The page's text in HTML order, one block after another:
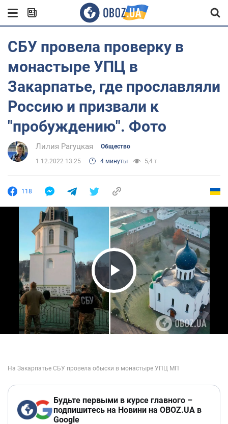
СБУ провела проверку в
монастыре УПЦ в
Закарпатье, где прославляли
Россию и призвали к
"пробуждению". Фото
Лилия Рагуцкая Общество
1.12.2022 13:25 4 минуты 5,4 т.
118
Play Video
Будьте первыми в курсе главного –
подпишитесь на Новини на OBOZ.UA в
Google